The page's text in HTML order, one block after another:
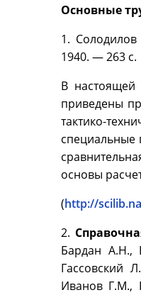
Основные
1.
1940. — 263 с.
В
приведены
тактико-
специальные
основы
(http://
2.
Бардан А.Н.,
Гассовский
Иванов Г.М.,